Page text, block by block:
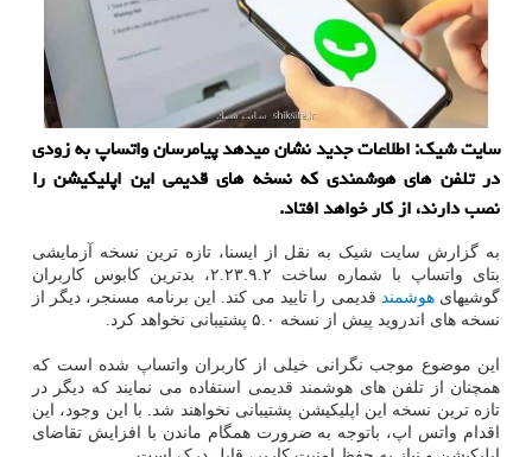
سایت شیک: اطلاعات جدید نشان میدهد پیامرسان واتساپ به زودی
در تلفن های هوشمندی که نسخه های قدیمی این اپلیکیشن را
نصب دارند، از کار خواهد افتاد.
به گزارش سایت شیک به نقل از ایسنا، تازه ترین نسخه آزمایشی
بتای واتساپ با شماره ساخت ۲.۲۳.۹.۲، بدترین کابوس کاربران
گوشیهایهوشمند قدیمی را تایید می کند. این برنامه مسنجر، دیگر از
نسخه های اندروید پیش از نسخه ۵.۰ پشتیبانی نخواهد کرد.
این موضوع موجب نگرانی خیلی از کاربران واتساپ شده است که
همچنان از تلفن های هوشمند قدیمی استفاده می نمایند که دیگر در
تازه ترین نسخه این اپلیکیشن پشتیبانی نخواهند شد. با این وجود، این
اقدام واتس اپ، باتوجه به ضرورت همگام ماندن با افزایش تقاضای